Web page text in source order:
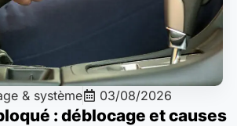
& système 03/08/2026
: déblocage et causes